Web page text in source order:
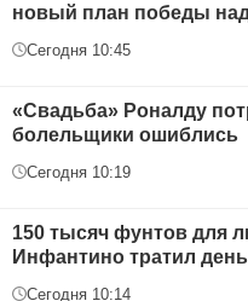
новый план победы
Сегодня 10:45
«Свадьба» Роналду
болельщики ошиблись
Сегодня 10:19
150 тысяч фунтов для
Инфантино тратил
Сегодня 10:14